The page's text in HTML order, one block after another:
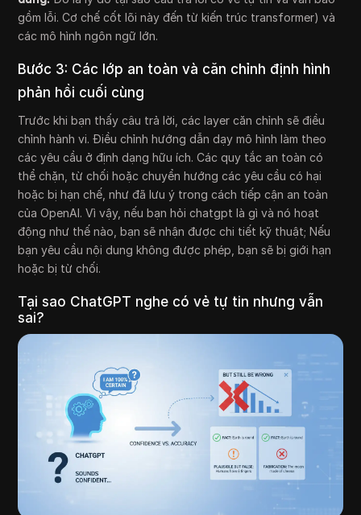
gồm lỗi. Cơ chế cốt lõi này đến từ kiến trúc transformer) và
các mô hình ngôn ngữ lớn.
Bước 3: Các lớp an toàn và căn chỉnh định hình
phản hồi cuối cùng
Trước khi bạn thấy câu trả lời, các layer căn chỉnh sẽ điều
chỉnh hành vi. Điều chỉnh hướng dẫn dạy mô hình làm theo
các yêu cầu ở định dạng hữu ích. Các quy tắc an toàn có
thể chặn, từ chối hoặc chuyển hướng các yêu cầu có hại
hoặc bị hạn chế, như đã lưu ý trong cách tiếp cận an toàn
của OpenAI. Vì vậy, nếu bạn hỏi chatgpt là gì và nó hoạt
động như thế nào, bạn sẽ nhận được chi tiết kỹ thuật; Nếu
bạn yêu cầu nội dung không được phép, bạn sẽ bị giới hạn
hoặc bị từ chối.
Tại sao ChatGPT nghe có vẻ tự tin nhưng vẫn
sai?